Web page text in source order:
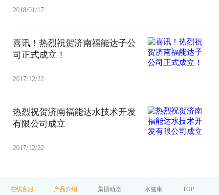
2018/01/17
喜讯！热烈祝贺济南福能达子公
司正式成立！
2017/12/22
热烈祝贺济南福能达水技术开发
有限公司成立
2017/12/22
在线客服 产品介绍 集团动态 水健康 TOP